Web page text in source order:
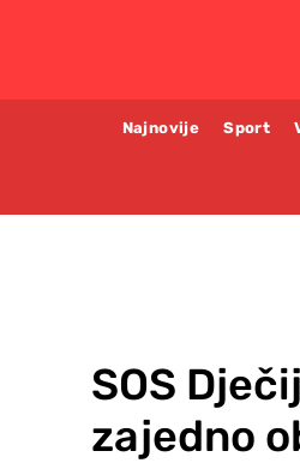
Najnovije Sport
SOS
zajedno